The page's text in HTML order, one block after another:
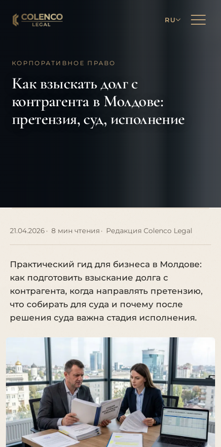
RU
КОРПОРАТИВНОЕ ПРАВО
Как взыскать долг с
контрагента в Молдове:
претензия, суд, исполнение
21.04.2026 8 мин чтения Редакция Colenco Legal
Практический гид для бизнеса в Молдове:
как подготовить взыскание долга с
контрагента, когда направлять претензию,
что собирать для суда и почему после
решения суда важна стадия исполнения.